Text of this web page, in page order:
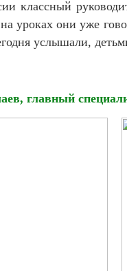
классный
уроках они уже
услышали,
главный